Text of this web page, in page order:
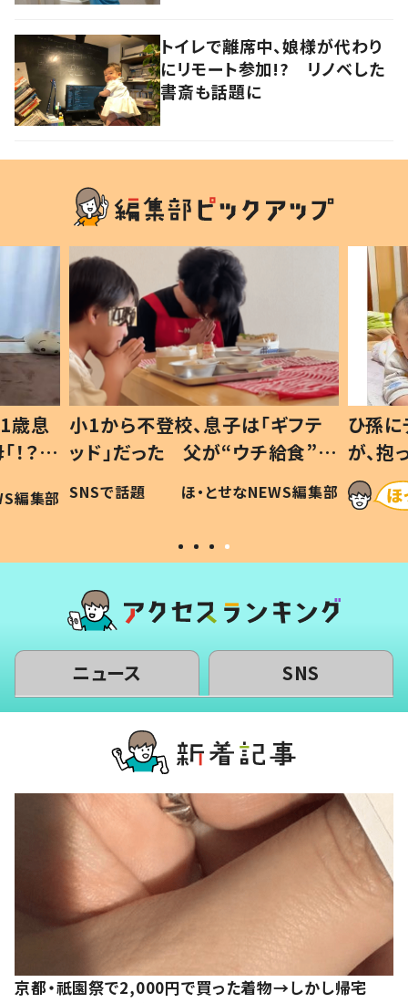
トイレで離席中、娘様が代わり
にリモート参加!? リノベした
書斎も話題に
歳息
？」
編集部
小1から不登校、息子は「ギフテ
ッド」だった 父が“ウチ給食”を
作り続ける理由とは #令和の親
#令和の子
SNSで話題 ほ・とせなNEWS編集部
ひ孫
が、
「涙が
い」
ニュース SNS
京都・祇園祭で2,000円で買った着物→しかし帰宅